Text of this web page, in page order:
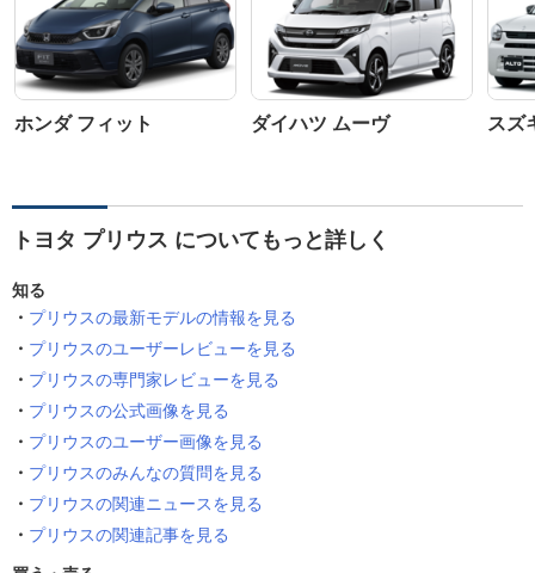
ホンダ フィット ダイハツ ムーヴ スズ
トヨタ プリウス についてもっと詳しく
知る
プリウスの最新モデルの情報を見る
プリウスのユーザーレビューを見る
プリウスの専門家レビューを見る
プリウスの公式画像を見る
プリウスのユーザー画像を見る
プリウスのみんなの質問を見る
プリウスの関連ニュースを見る
プリウスの関連記事を見る